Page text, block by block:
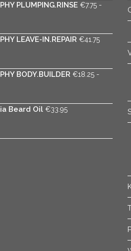
PLUMPING.RINSE €7.75 -
LEAVE-IN.REPAIR €41.75
BODY.BUILDER €18.25 -
Beard Oil €33.95